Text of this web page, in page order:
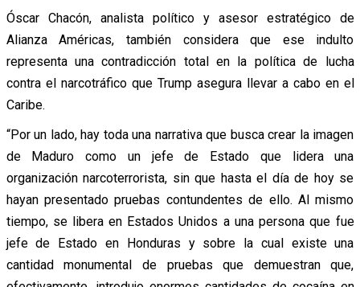
Óscar Chacón, analista político y asesor estratégico de
Alianza Américas, también considera que ese indulto
representa una contradicción total en la política de lucha
contra el narcotráfico que Trump asegura llevar a cabo en el
Caribe.
“Por un lado, hay toda una narrativa que busca crear la imagen
de Maduro como un jefe de Estado que lidera una
organización narcoterrorista, sin que hasta el día de hoy se
hayan presentado pruebas contundentes de ello. Al mismo
tiempo, se libera en Estados Unidos a una persona que fue
jefe de Estado en Honduras y sobre la cual existe una
cantidad monumental de pruebas que demuestran que,